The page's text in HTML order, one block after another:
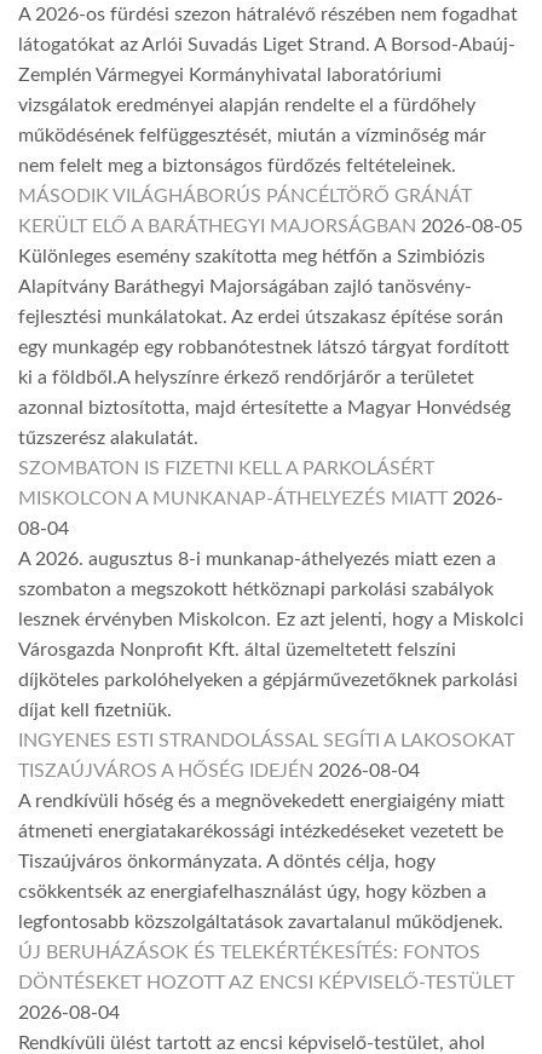
A 2026-os fürdési szezon hátralévő részében nem fogadhat
látogatókat az Arlói Suvadás Liget Strand. A Borsod-Abaúj-
Zemplén Vármegyei Kormányhivatal laboratóriumi
vizsgálatok eredményei alapján rendelte el a fürdőhely
működésének felfüggesztését, miután a vízminőség már
nem felelt meg a biztonságos fürdőzés feltételeinek.
MÁSODIK VILÁGHÁBORÚS PÁNCÉLTÖRŐ GRÁNÁT
KERÜLT ELŐ A BARÁTHEGYI MAJORSÁGBAN 2026-08-05
Különleges esemény szakította meg hétfőn a Szimbiózis
Alapítvány Baráthegyi Majorságában zajló tanösvény-
fejlesztési munkálatokat. Az erdei útszakasz építése során
egy munkagép egy robbanótestnek látszó tárgyat fordított
ki a földből.A helyszínre érkező rendőrjárőr a területet
azonnal biztosította, majd értesítette a Magyar Honvédség
tűzszerész alakulatát.
SZOMBATON IS FIZETNI KELL A PARKOLÁSÉRT
MISKOLCON A MUNKANAP-ÁTHELYEZÉS MIATT 2026-
08-04
A 2026. augusztus 8-i munkanap-áthelyezés miatt ezen a
szombaton a megszokott hétköznapi parkolási szabályok
lesznek érvényben Miskolcon. Ez azt jelenti, hogy a Miskolci
Városgazda Nonprofit Kft. által üzemeltetett felszíni
díjköteles parkolóhelyeken a gépjárművezetőknek parkolási
díjat kell fizetniük.
INGYENES ESTI STRANDOLÁSSAL SEGÍTI A LAKOSOKAT
TISZAÚJVÁROS A HŐSÉG IDEJÉN 2026-08-04
A rendkívüli hőség és a megnövekedett energiaigény miatt
átmeneti energiatakarékossági intézkedéseket vezetett be
Tiszaújváros önkormányzata. A döntés célja, hogy
csökkentsék az energiafelhasználást úgy, hogy közben a
legfontosabb közszolgáltatások zavartalanul működjenek.
ÚJ BERUHÁZÁSOK ÉS TELEKÉRTÉKESÍTÉS: FONTOS
DÖNTÉSEKET HOZOTT AZ ENCSI KÉPVISELŐ-TESTÜLET
2026-08-04
Rendkívüli ülést tartott az encsi képviselő-testület, ahol